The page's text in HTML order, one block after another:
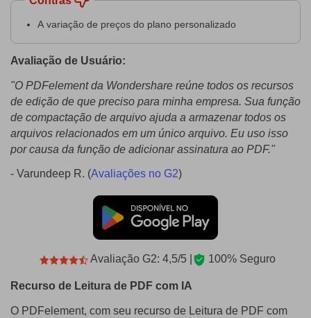
A variação de preços do plano personalizado
Avaliação de Usuário:
"O PDFelement da Wondershare reúne todos os recursos
de edição de que preciso para minha empresa. Sua função
de compactação de arquivo ajuda a armazenar todos os
arquivos relacionados em um único arquivo. Eu uso isso
por causa da função de adicionar assinatura ao PDF."
- Varundeep R. (Avaliações no G2)
Avaliação G2: 4,5/5 | 100% Seguro
Recurso de Leitura de PDF com IA
O PDFelement, com seu recurso de Leitura de PDF com